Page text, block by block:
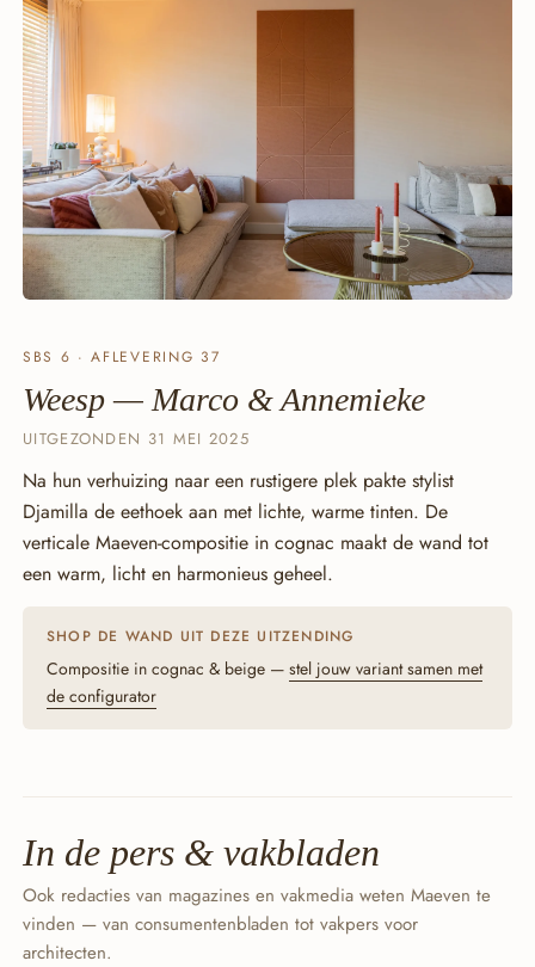
SBS 6 · AFLEVERING 37
Weesp — Marco & Annemieke
UITGEZONDEN 31 MEI 2025
Na hun verhuizing naar een rustigere plek pakte stylist
Djamilla de eethoek aan met lichte, warme tinten. De
verticale Maeven-compositie in cognac maakt de wand tot
een warm, licht en harmonieus geheel.
SHOP DE WAND UIT DEZE UITZENDING
Compositie in cognac & beige — stel jouw variant samen met
de configurator
In de pers & vakbladen
Ook redacties van magazines en vakmedia weten Maeven te
vinden — van consumentenbladen tot vakpers voor
architecten.